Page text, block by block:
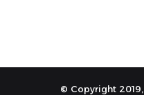
© Copyright